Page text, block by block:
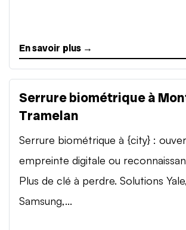
En savoir plus →
Serrure biométrique à
Tramelan
Serrure biométrique à {city} :
empreinte digitale ou
Plus de clé à perdre. Solutions
Samsung,...